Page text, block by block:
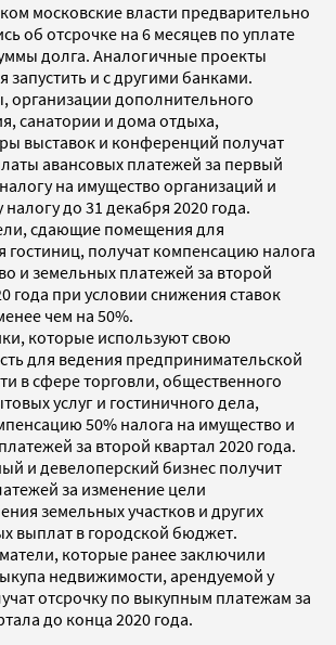
московские власти предварительно
об отсрочке на 6 месяцев по уплате
долга. Аналогичные проекты
запустить и с другими банками.
организации дополнительного
санатории и дома отдыха,
выставок и конференций получат
авансовых платежей за первый
на имущество организаций и
до 31 декабря 2020 года.
сдающие помещения для
гостиниц, получат компенсацию налога
и земельных платежей за второй
года при условии снижения ставок
чем на 50%.
которые используют свою
для ведения предпринимательской
в сфере торговли, общественного
услуг и гостиничного дела,
50% налога на имущество и
за второй квартал 2020 года.
и девелоперский бизнес получит
за изменение цели
земельных участков и других
выплат в городской бюджет.
которые ранее заключили
недвижимости, арендуемой у
отсрочку по выкупным платежам за
до конца 2020 года.